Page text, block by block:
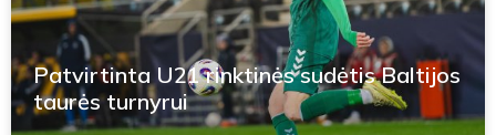
Patvirtinta U21 rinktinės sudėtis Baltijos
taurės turnyrui